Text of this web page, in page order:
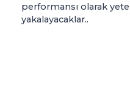
performansı olarak
yakalayacaklar..